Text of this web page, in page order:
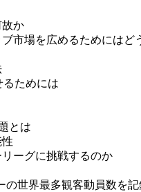
か
市場を広めるためにはど
ためには
とは
ーグに挑戦するのか
世界最多観客動員数を